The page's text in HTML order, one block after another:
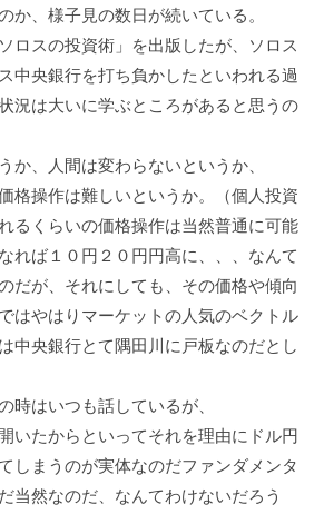
か、様子見の数日が続いている。
ロスの投資術」を出版したが、ソロス
中央銀行を打ち負かしたといわれる過
況は大いに学ぶところがあると思うの
か、人間は変わらないというか、
格操作は難しいというか。（個人投資
るくらいの価格操作は当然普通に可能
れば１０円２０円円高に、、、なんて
だが、それにしても、その価格や傾向
はやはりマーケットの人気のベクトル
中央銀行とて隅田川に戸板なのだとし
時はいつも話しているが、
いたからといってそれを理由にドル円
しまうのが実体なのだファンダメンタ
当然なのだ、なんてわけないだろう